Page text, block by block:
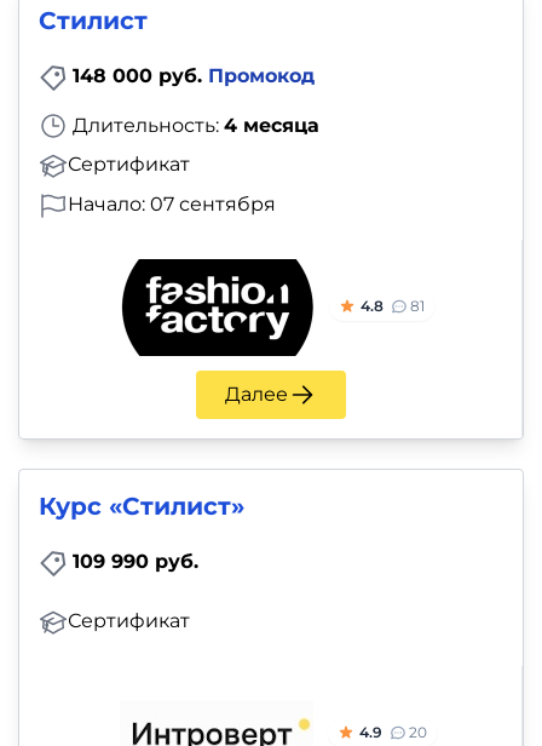
Стилист
148 000 руб. Промокод
Длительность: 4 месяца
Сертификат
Начало: 07 сентября
4.8 81
Далее
Курс «Стилист»
109 990 руб.
Сертификат
4.9 20